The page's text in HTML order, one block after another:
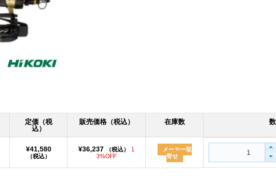
定価（税
込）
販売価格（税込） 在庫数
¥41,580
（税込）
¥36,237 （税込）
1
3%OFF
メーカー取
寄せ